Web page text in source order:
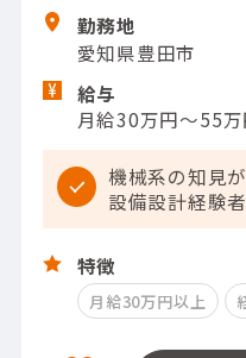
勤務地
愛知県豊田市
給与
月給30万円～55
機械系の知見
設備設計経験
特徴
月給30万円以上